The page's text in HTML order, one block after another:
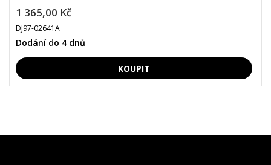
1 365,00 Kč
DJ97-02641A
Dodání do 4 dnů